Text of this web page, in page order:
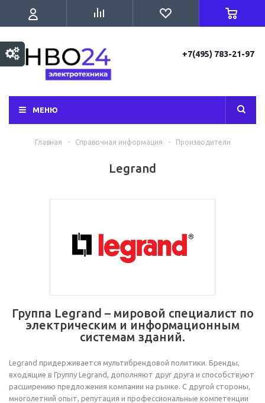
+7(495) 783-21-97
МЕНЮ
Главная - Справочная информация - Производители
Legrand
Группа Legrand – мировой специалист по
электрическим и информационным
системам зданий.
Legrand придерживается мультибрендовой политики. Бренды,
входящие в Группу Legrand, дополняют друг друга и способствуют
расширению предложения компании на рынке. С другой стороны,
многолетний опыт, репутация и профессиональные компетенции